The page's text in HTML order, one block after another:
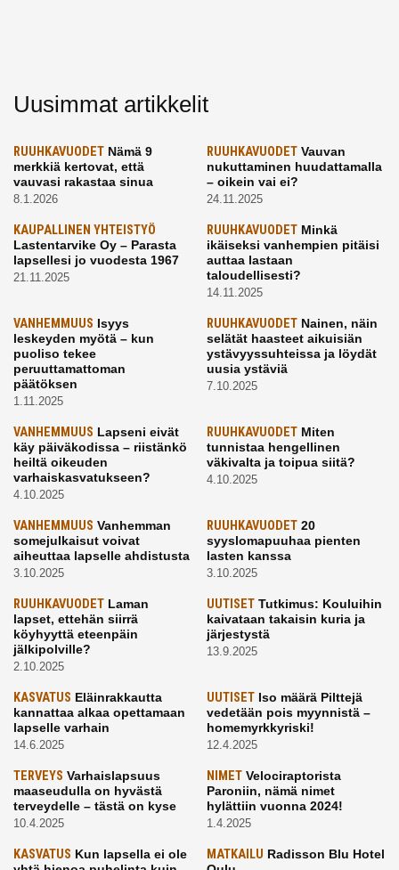
Uusimmat artikkelit
RUUHKAVUODET Nämä 9
merkkiä kertovat, että
vauvasi rakastaa sinua
8.1.2026
RUUHKAVUODETVauvan
nukuttaminen huudattamalla
– oikein vai ei?
24.11.2025
KAUPALLINEN YHTEISTYÖ
Lastentarvike Oy – Parasta
lapsellesi jo vuodesta 1967
21.11.2025
RUUHKAVUODETMinkä
ikäiseksi vanhempien pitäisi
auttaa lastaan
taloudellisesti?
14.11.2025
VANHEMMUUS Isyys
leskeyden myötä – kun
puoliso tekee
peruuttamattoman
päätöksen
1.11.2025
RUUHKAVUODETNainen, näin
selätät haasteet aikuisiän
ystävyyssuhteissa ja löydät
uusia ystäviä
7.10.2025
VANHEMMUUS Lapseni eivät
käy päiväkodissa – riistänkö
heiltä oikeuden
varhaiskasvatukseen?
4.10.2025
RUUHKAVUODETMiten
tunnistaa hengellinen
väkivalta ja toipua siitä?
4.10.2025
VANHEMMUUS Vanhemman
somejulkaisut voivat
aiheuttaa lapselle ahdistusta
3.10.2025
RUUHKAVUODET20
syyslomapuuhaa pienten
lasten kanssa
3.10.2025
RUUHKAVUODET Laman
lapset, ettehän siirrä
köyhyyttä eteenpäin
jälkipolville?
2.10.2025
UUTISETTutkimus: Kouluihin
kaivataan takaisin kuria ja
järjestystä
13.9.2025
KASVATUS Eläinrakkautta
kannattaa alkaa opettamaan
lapselle varhain
14.6.2025
UUTISETIso määrä Pilttejä
vedetään pois myynnistä –
homemyrkkyriski!
12.4.2025
TERVEYS Varhaislapsuus
maaseudulla on hyvästä
terveydelle – tästä on kyse
10.4.2025
NIMETVelociraptorista
Paroniin, nämä nimet
hylättiin vuonna 2024!
1.4.2025
KASVATUS Kun lapsella ei ole
MATKAILU Radisson Blu Hotel